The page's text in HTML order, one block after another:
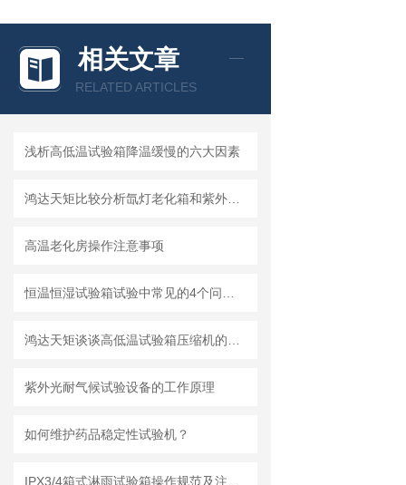
相关文章
RELATED ARTICLES
浅析高低温试验箱降温缓慢的六大因素
高温老化房操作注意事项
紫外光耐气候试验设备的工作原理
如何维护药品稳定性试验机？